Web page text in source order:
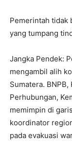
Pemerintah tidak
yang tumpang
Jangka Pendek:
mengambil alih
Sumatera.
Perhubungan,
memimpin di
koordinator
pada evakuasi